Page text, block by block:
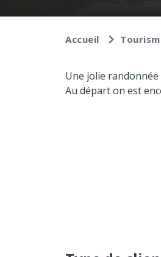
Accueil
Une jolie randonnée
Au départ on est